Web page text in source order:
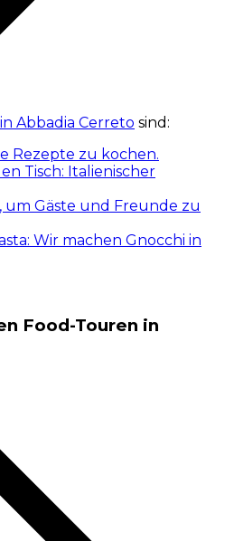
Abbadia Cerreto sind:
Rezepte zu kochen.
Tisch: Italienischer
um Gäste und Freunde zu
Wir machen Gnocchi in
Food-Touren in